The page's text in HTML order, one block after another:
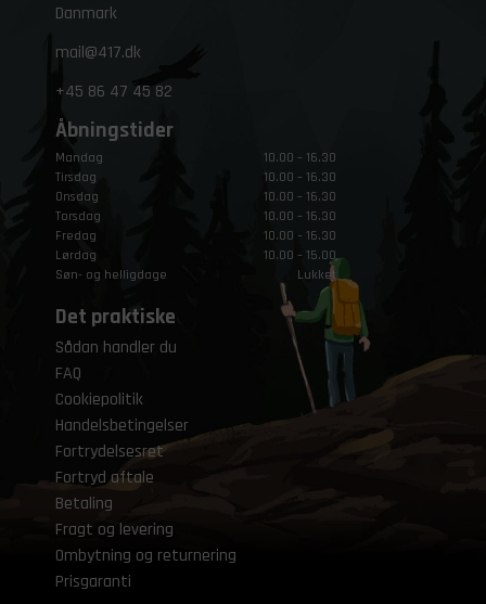
Danmark
mail@417.dk
+45 86 47 45 82
Åbningstider
Mandag
10.00 – 16.30
Tirsdag
10.00 – 16.30
Onsdag
10.00 – 16.30
Torsdag
10.00 – 16.30
Fredag
10.00 – 16.30
Lørdag
10.00 – 15.00
Søn- og helligdage
Lukket
Det praktiske
Sådan handler du
FAQ
Cookiepolitik
Handelsbetingelser
Fortrydelsesret
Fortryd aftale
Betaling
Fragt og levering
Ombytning og returnering
Prisgaranti